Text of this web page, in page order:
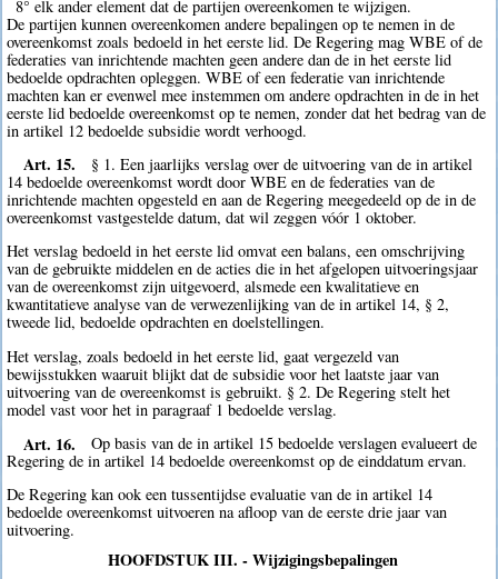
8° elk ander element dat de partijen overeenkomen te wijzigen.
De partijen kunnen overeenkomen andere bepalingen op te nemen in de
overeenkomst zoals bedoeld in het eerste lid. De Regering mag WBE of de
federaties van inrichtende machten geen andere dan de in het eerste lid
bedoelde opdrachten opleggen. WBE of een federatie van inrichtende
machten kan er evenwel mee instemmen om andere opdrachten in de in het
eerste lid bedoelde overeenkomst op te nemen, zonder dat het bedrag van de
in artikel 12 bedoelde subsidie wordt verhoogd.
Art. 15.
§ 1. Een jaarlijks verslag over de uitvoering van de in artikel
14 bedoelde overeenkomst wordt door WBE en de federaties van de
inrichtende machten opgesteld en aan de Regering meegedeeld op de in de
overeenkomst vastgestelde datum, dat wil zeggen vóór 1 oktober.
Het verslag bedoeld in het eerste lid omvat een balans, een omschrijving
van de gebruikte middelen en de acties die in het afgelopen uitvoeringsjaar
van de overeenkomst zijn uitgevoerd, alsmede een kwalitatieve en
kwantitatieve analyse van de verwezenlijking van de in artikel 14, § 2,
tweede lid, bedoelde opdrachten en doelstellingen.
Het verslag, zoals bedoeld in het eerste lid, gaat vergezeld van
bewijsstukken waaruit blijkt dat de subsidie voor het laatste jaar van
uitvoering van de overeenkomst is gebruikt. § 2. De Regering stelt het
model vast voor het in paragraaf 1 bedoelde verslag.
Art. 16.
Op basis van de in artikel 15 bedoelde verslagen evalueert de
Regering de in artikel 14 bedoelde overeenkomst op de einddatum ervan.
De Regering kan ook een tussentijdse evaluatie van de in artikel 14
bedoelde overeenkomst uitvoeren na afloop van de eerste drie jaar van
uitvoering.
HOOFDSTUK III. - Wijzigingsbepalingen